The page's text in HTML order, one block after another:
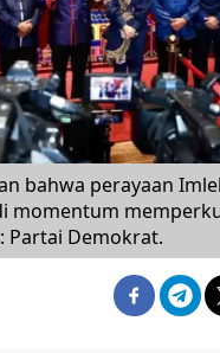
bahwa perayaan
momentum
Partai Demokrat.